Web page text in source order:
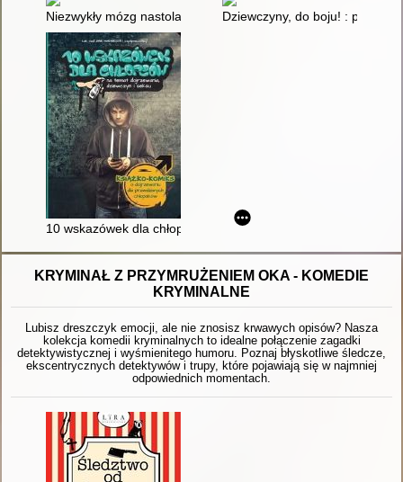
Niezwykły mózg nastolatka Dziewczyny, do boju! :
10 wskazówek dla chłopców na temat dojrzewania,
KRYMINAŁ Z PRZYMRUŻENIEM OKA - KOMEDIE
KRYMINALNE
Lubisz dreszczyk emocji, ale nie znosisz krwawych opisów? Nasza
kolekcja komedii kryminalnych to idealne połączenie zagadki
detektywistycznej i wyśmienitego humoru. Poznaj błyskotliwe śledcze,
ekscentrycznych detektywów i trupy, które pojawiają się w najmniej
odpowiednich momentach.